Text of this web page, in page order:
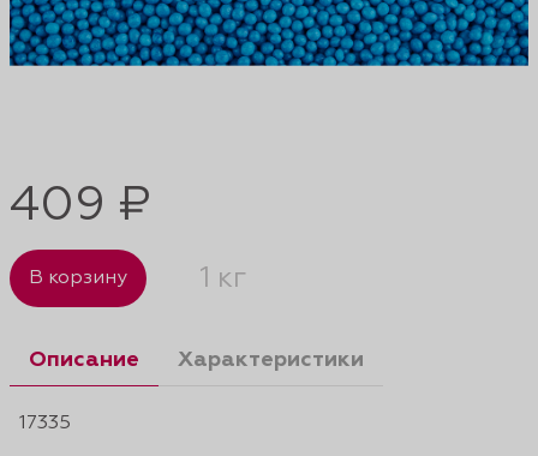
409 ₽
В корзину 1 кг
Описание Характеристики
17335